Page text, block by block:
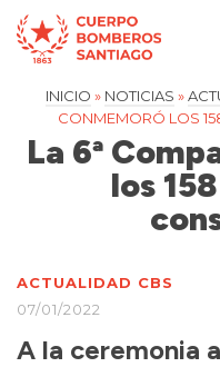
INICIO » NOTICIAS »
CONMEMORÓ LOS
La 6ª
los
ACTUALIDAD CBS
07/01/2022
A la ceremonia